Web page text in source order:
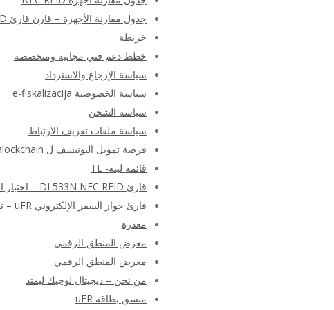
جدول مقارنة الأجهزة – قارن قارئ NFC RFID الكاتب بواسطة المنطق الرقمي
خريطة
خطط دعم فني مجانية ومتخصصة
سياسة الإرجاع والاسترداد
سياسة الخصوصية e-fiskalizacija
سياسة الشحن
سياسة ملفات تعريف الارتباط
فرصة تمويل اليونيسف ل Blockchain
قائمة لينة- TL
قارئ DL533N NFC RFID – اختبار البرنامج النصي للقارئ المستند إلى PN533
قارئ جواز السفر الإلكتروني uFR – تطبيق قراءة MRTD سياسة الخصوصية
معذرة
معرض المنطق الرقمي
معرض المنطق الرقمي
من نحن – ديجيتال لوجيك ليمتد
منسق بطاقة uFR